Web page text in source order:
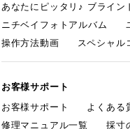
あなたにピッタリ♪ ブライン
ニチベイフォトアルバム
操作方法動画
スペシャル
お客様サポート
お客様サポート
よくある
修理マニュアル一覧
採寸